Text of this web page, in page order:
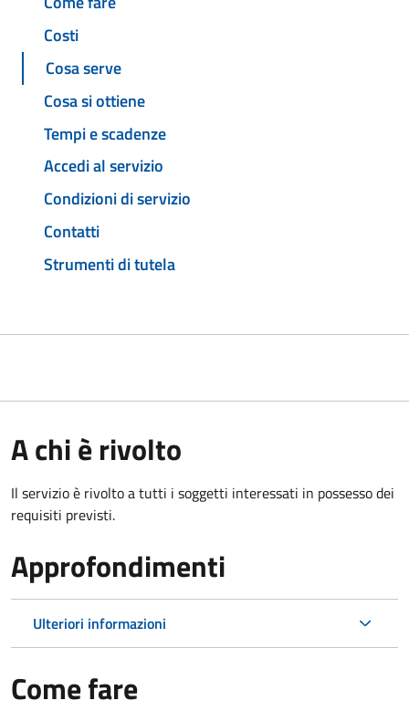
Costi
Cosa serve
Cosa si ottiene
Tempi e scadenze
Accedi al servizio
Condizioni di servizio
Contatti
Strumenti di tutela
A chi è rivolto
Il servizio è rivolto a tutti i soggetti interessati in possesso dei
requisiti previsti.
Approfondimenti
Ulteriori informazioni
Come fare